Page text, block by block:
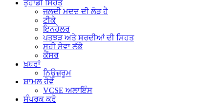
ਤੁਹਾਡੀ ਸਿਹਤ
ਜਲਦੀ ਮਦਦ ਦੀ ਲੋੜ ਹੈ
ਟੀਕੇ
ਇਨਹੇਲਰ
ਪਤਝੜ ਅਤੇ ਸਰਦੀਆਂ ਦੀ ਸਿਹਤ
ਸਹੀ ਸੇਵਾ ਲੱਭੋ
ਕੈਂਸਰ
ਖ਼ਬਰਾਂ
ਨਿਊਜ਼ਰੂਮ
ਸ਼ਾਮਲ ਹੋਵੋ
VCSE ਅਲਾਇੰਸ
ਸੰਪਰਕ ਕਰੋ